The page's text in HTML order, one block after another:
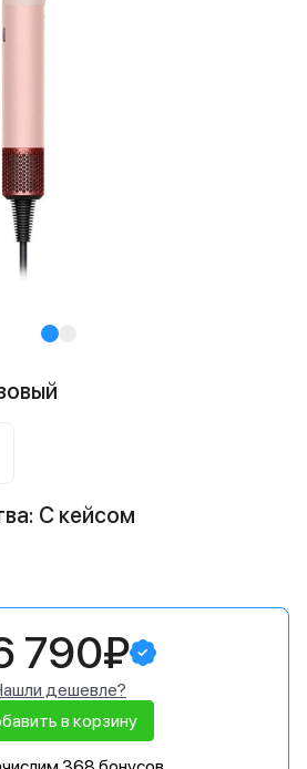
С кейсом
790₽
дешевле?
в корзину